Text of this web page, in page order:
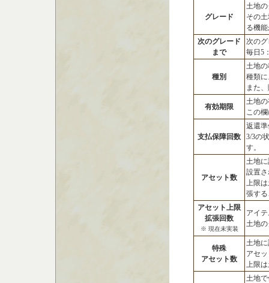
グレード
土地
その
る機
次のグレード
まで
次の
毎日5
種別
土地
種類
また
有効期限
土地
この
支払保障回数
返還
3/3の
す。
アセット数
土地
設置
上限
張す
アセット上限
拡張回数
※ 現在未実装
アイ
土地
特殊
アセット数
土地
アセ
上限
土地